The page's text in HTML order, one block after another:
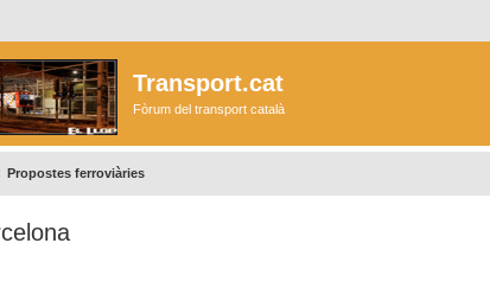
Transport.cat
Fòrum del transport català
Propostes ferroviàries